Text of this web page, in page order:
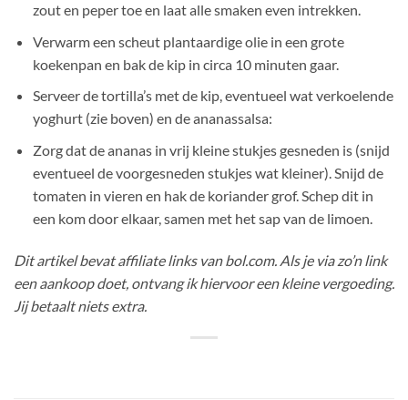
zout en peper toe en laat alle smaken even intrekken.
Verwarm een scheut plantaardige olie in een grote
koekenpan en bak de kip in circa 10 minuten gaar.
Serveer de tortilla’s met de kip, eventueel wat verkoelende
yoghurt (zie boven) en de ananassalsa:
Zorg dat de ananas in vrij kleine stukjes gesneden is (snijd
eventueel de voorgesneden stukjes wat kleiner). Snijd de
tomaten in vieren en hak de koriander grof. Schep dit in
een kom door elkaar, samen met het sap van de limoen.
Dit artikel bevat affiliate links van bol.com. Als je via zo’n link
een aankoop doet, ontvang ik hiervoor een kleine vergoeding.
Jij betaalt niets extra.